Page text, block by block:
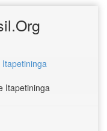
Itapetininga
Itapetininga